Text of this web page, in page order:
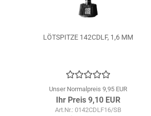
LÖTSPITZE 142CDLF, 1,6 MM
Unser Normalpreis 9,95 EUR
Ihr Preis 9,10 EUR
Art.Nr.: 0142CDLF16/SB